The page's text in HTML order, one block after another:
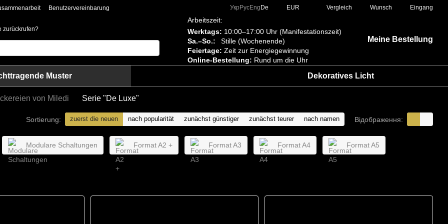
Benutzervereinbarung Укр РусEng De EUR Vergleich Wunsch Eingang
zurückrufen?
Arbeitszeit:
Werktags: 10:00–17:00 Uhr (Manifestationszeit)
Sa.–So.:
Stille (Wochenende)
Feiertage: Zeit zur Energiegewinnung
Online-Bestellung: Rund um die Uhr
Meine Bestellung
Muster Dekoratives Licht
von Miledi Serie "De Luxe"
Sortierung: zuerst die neuen nach popularität zunächst günstiger zunächst teurer nach namen Відображення:
Modulare Schaltungen Format A2 + Format A3 Format A4 Format A5